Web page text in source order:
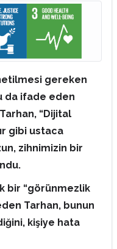
gereken
da ifade eden
“Dijital
gibi ustaca
zihnimizin bir
bir “görünmezlik
Tarhan, bunun
kişiye hata